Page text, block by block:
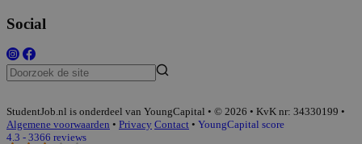
Social
StudentJob.nl is onderdeel van YoungCapital • © 2026 • KvK nr: 34330199 •
Algemene voorwaarden • Privacy Contact • YoungCapital score
4.3 - 3366 reviews